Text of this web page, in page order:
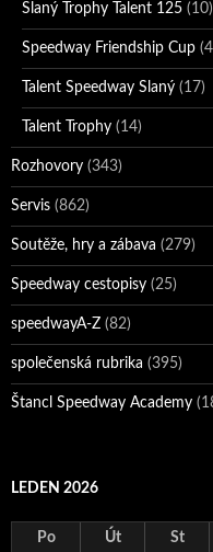
Slaný Trophy Talent 125 (10)
Speedway Friendship Cup
Talent Speedway Slaný (17)
Talent Trophy (14)
Rozhovory (343)
Servis (862)
Soutěže, hry a zábava (279)
Speedway cestopisy (25)
speedwayA-Z (82)
společenská rubrika (395)
Štancl Speedway Academy
LEDEN 2026
Po Út St